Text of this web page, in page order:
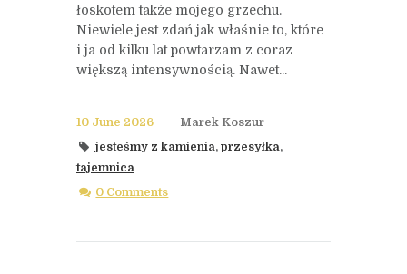
łoskotem także mojego grzechu.
Niewiele jest zdań jak właśnie to, które
i ja od kilku lat powtarzam z coraz
większą intensywnością. Nawet...
10 June 2026
Marek Koszur
jesteśmy z kamienia,przesyłka,
tajemnica
0 Comments